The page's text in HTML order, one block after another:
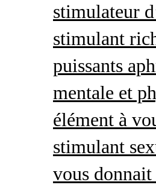
stimulateur
stimulant
puissants
mentale et
élément à
stimulant
vous